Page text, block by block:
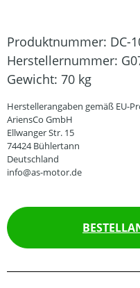
Produktnummer: DC-
Herstellernummer:
Gewicht: 70 kg
Herstellerangaben gemäß EU-
AriensCo GmbH
Ellwanger Str. 15
74424 Bühlertann
Deutschland
info@as-motor.de